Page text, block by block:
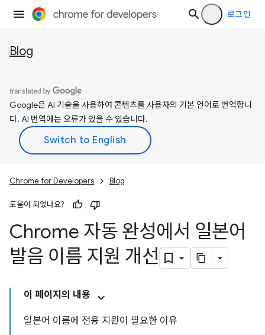
로그인
Blog
Google은 AI 기술을 사용하여 콘텐츠를 사용자의 기본 언어로 번역합니
다. AI 번역에는 오류가 있을 수 있습니다.
Chrome for Developers Blog
도움이 되었나요?
Chrome 자동 완성에서 일본어
발음 이름 지원 개선
이 페이지의 내용
일본어 이름에 전용 지원이 필요한 이유